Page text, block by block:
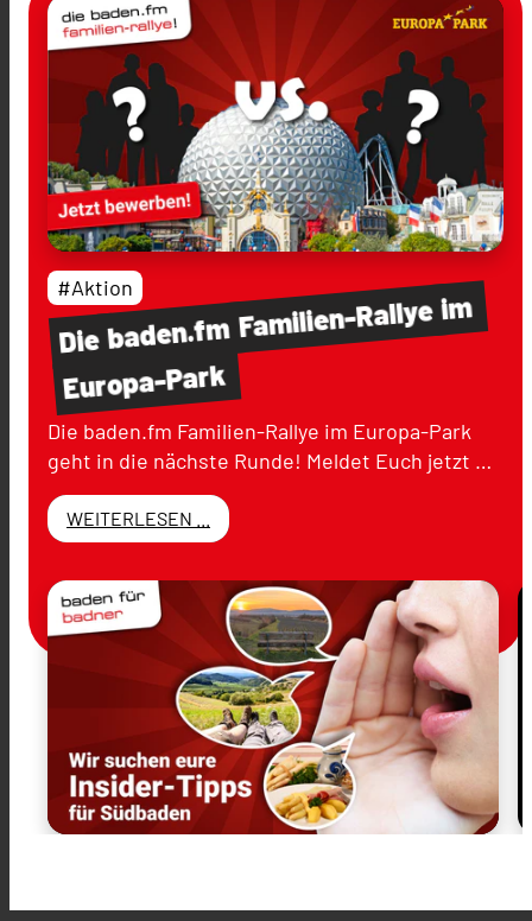
Diebaden.fmFamilien-Rallyeim
Europa-Park
#Aktion
Die baden.fm Familien-Rallye im Europa-Park
geht in die nächste Runde! Meldet Euch jetzt …
WEITERLESEN ...